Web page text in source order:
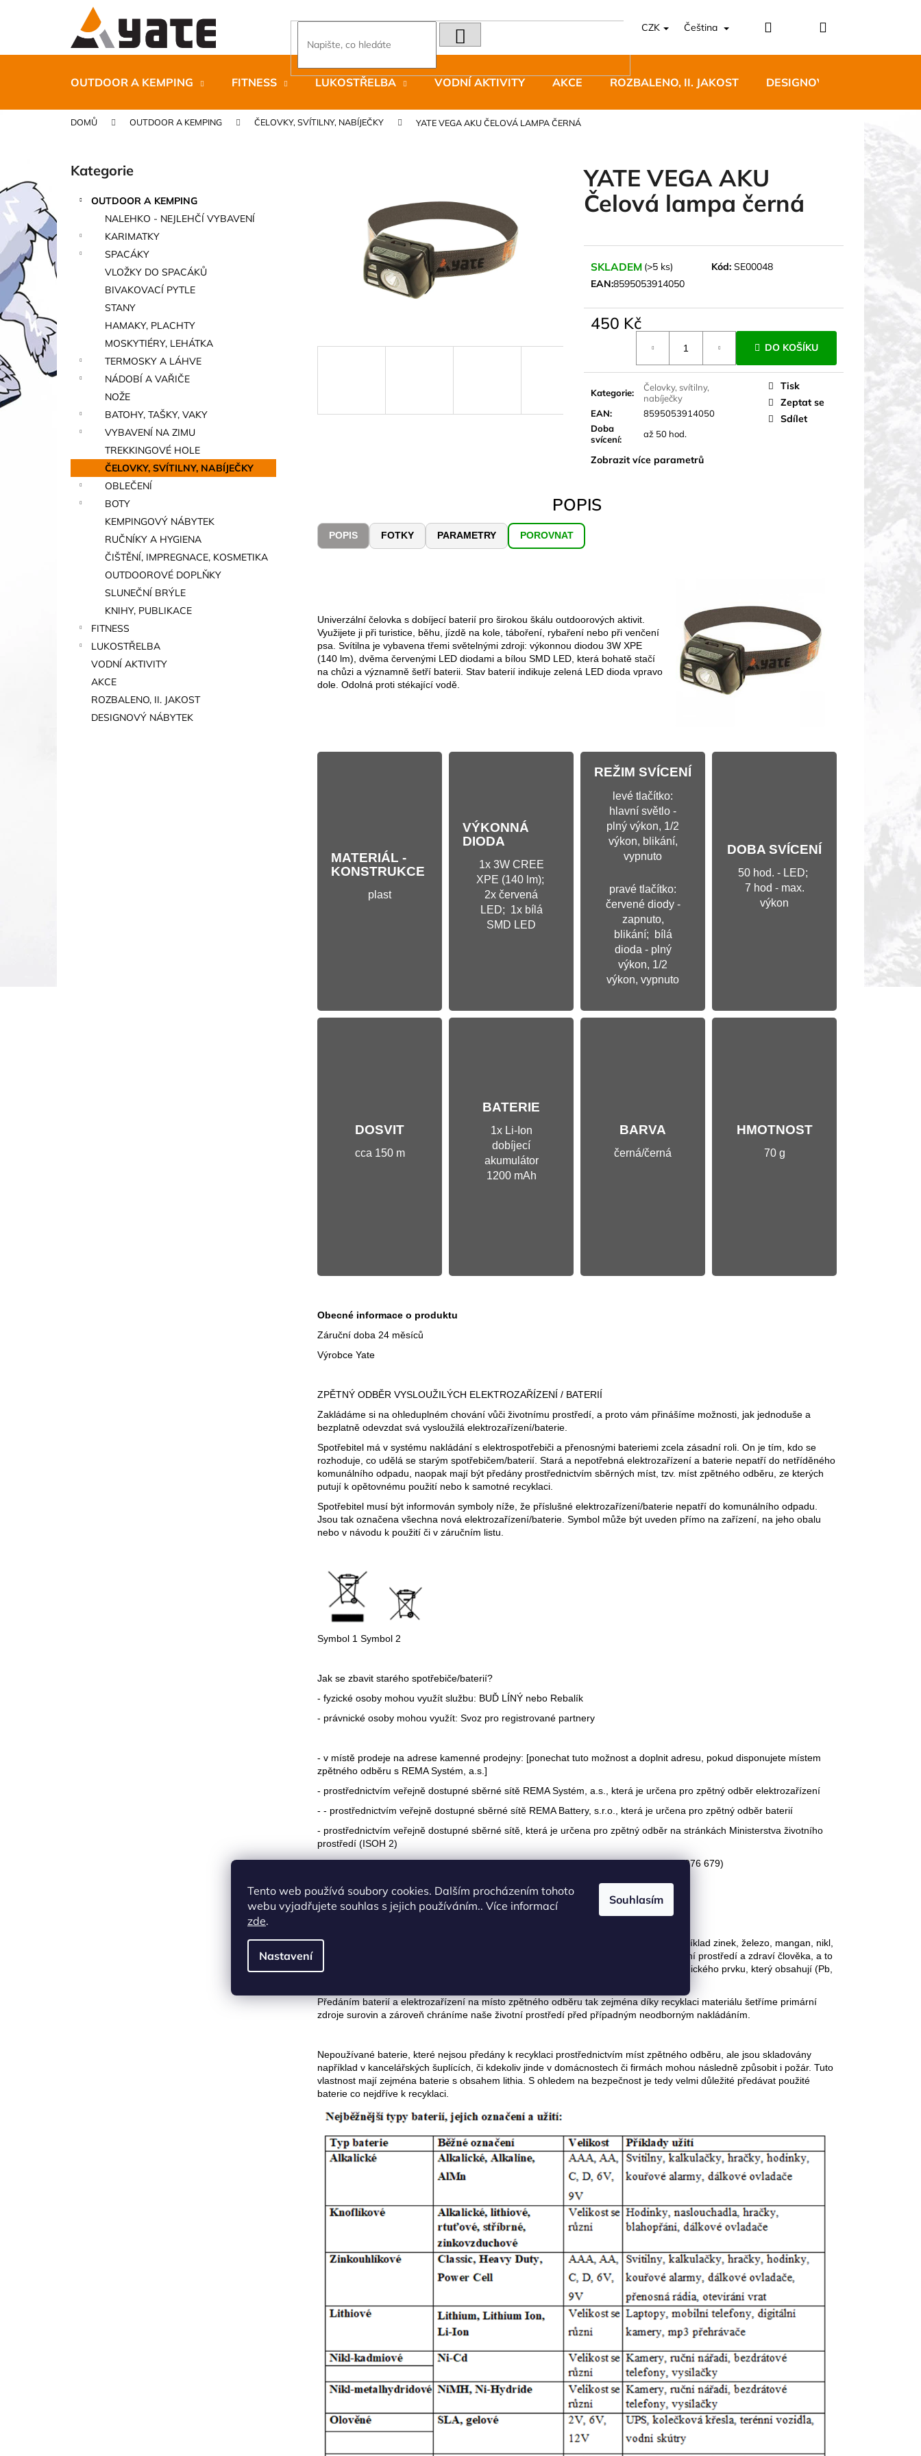
Tento web používá soubory cookies. Dalším procházením tohoto
webu vyjadřujete souhlas s jejich používáním.. Více informací
zde.
Nastavení
Souhlasím
CZK Čeština PřihlášeníNákupní
OUTDOOR A KEMPING FITNESS LUKOSTŘELBA VODNÍ AKTIVITY AKCE ROZBALENO, II. JAKOST DESIGNOVÝ NÁBYTEK
DOMŮ OUTDOOR A KEMPING ČELOVKY, SVÍTILNY, NABÍJEČKY YATE VEGA AKU ČELOVÁ LAMPA ČERNÁ
r
a
n
a
n
e
l
Přeskočit
kategorie
Kategorie
OUTDOOR A KEMPING
NALEHKO - NEJLEHČÍ VYBAVENÍ
KARIMATKY
SPACÁKY
VLOŽKY DO SPACÁKŮ
BIVAKOVACÍ PYTLE
STANY
HAMAKY, PLACHTY
MOSKYTIÉRY, LEHÁTKA
TERMOSKY A LÁHVE
NÁDOBÍ A VAŘIČE
NOŽE
BATOHY, TAŠKY, VAKY
VYBAVENÍ NA ZIMU
TREKKINGOVÉ HOLE
ČELOVKY, SVÍTILNY, NABÍJEČKY
OBLEČENÍ
BOTY
KEMPINGOVÝ NÁBYTEK
RUČNÍKY A HYGIENA
ČIŠTĚNÍ, IMPREGNACE, KOSMETIKA
OUTDOOROVÉ DOPLŇKY
SLUNEČNÍ BRÝLE
KNIHY, PUBLIKACE
FITNESS
LUKOSTŘELBA
VODNÍ AKTIVITY
AKCE
ROZBALENO, II. JAKOST
DESIGNOVÝ NÁBYTEK
YATE VEGA AKU
Čelová lampa černá
SKLADEM (>5 ks) Kód: SE00048
EAN:8595053914050
450 Kč
DO KOŠÍKU
Kategorie:
Čelovky, svítilny,
nabíječky
EAN:
8595053914050
Doba
svícení: až 50 hod.
Zobrazit více parametrů
Tisk
Zeptat se
Sdílet
POPIS
POPIS FOTKY PARAMETRY POROVNAT
Univerzální čelovka s dobíjecí baterií pro širokou škálu outdoorových aktivit.
Využijete ji při turistice, běhu, jízdě na kole, táboření, rybaření nebo při venčení
psa. Svítilna je vybavena třemi světelnými zdroji: výkonnou diodou 3W XPE
(140 lm), dvěma červenými LED diodami a bílou SMD LED, která bohatě stačí
na chůzi a významně šetří baterii. Stav baterií indikuje zelená LED dioda vpravo
dole. Odolná proti stékající vodě.
MATERIÁL -
KONSTRUKCE
plast
VÝKONNÁ
DIODA
1x 3W CREE
XPE (140 lm);
2x červená
LED; 1x bílá
SMD LED
REŽIM SVÍCENÍ
levé tlačítko:
hlavní světlo -
plný výkon, 1/2
výkon, blikání,
vypnuto
pravé tlačítko:
červené diody -
zapnuto,
blikání; bílá
dioda - plný
výkon, 1/2
výkon, vypnuto
DOBA SVÍCENÍ
50 hod. - LED;
7 hod - max.
výkon
DOSVIT
cca 150 m
BATERIE
1x Li-Ion
dobíjecí
akumulátor
1200 mAh
BARVA
černá/černá
HMOTNOST
70 g
Obecné informace o produktu
Záruční doba 24 měsíců
Výrobce Yate
ZPĚTNÝ ODBĚR VYSLOUŽILÝCH ELEKTROZAŘÍZENÍ / BATERIÍ
Zakládáme si na ohleduplném chování vůči životnímu prostředí, a proto vám přinášíme možnosti, jak jednoduše a
bezplatně odevzdat svá vysloužilá elektrozařízení/baterie.
Spotřebitel má v systému nakládání s elektrospotřebiči a přenosnými bateriemi zcela zásadní roli. On je tím, kdo se
rozhoduje, co udělá se starým spotřebičem/baterií. Stará a nepotřebná elektrozařízení a baterie nepatří do netříděného
komunálního odpadu, naopak mají být předány prostřednictvím sběrných míst, tzv. míst zpětného odběru, ze kterých
putují k opětovnému použití nebo k samotné recyklaci.
Spotřebitel musí být informován symboly níže, že příslušné elektrozařízení/baterie nepatří do komunálního odpadu.
Jsou tak označena všechna nová elektrozařízení/baterie. Symbol může být uveden přímo na zařízení, na jeho obalu
nebo v návodu k použití či v záručním listu.
Symbol 1 Symbol 2
Jak se zbavit starého spotřebiče/baterií?
- fyzické osoby mohou využít službu: BUĎ LÍNÝ nebo Rebalík
- právnické osoby mohou využít: Svoz pro registrované partnery
- v místě prodeje na adrese kamenné prodejny: [ponechat tuto možnost a doplnit adresu, pokud disponujete místem
zpětného odběru s REMA Systém, a.s.]
- prostřednictvím veřejně dostupné sběrné sítě REMA Systém, a.s., která je určena pro zpětný odběr elektrozařízení
- - prostřednictvím veřejně dostupné sběrné sítě REMA Battery, s.r.o., která je určena pro zpětný odběr baterií
- prostřednictvím veřejně dostupné sběrné sítě, která je určena pro zpětný odběr na stránkách Ministerstva životního
prostředí (ISOH 2)
- - v případě potřeby je možnost se poradit na bezplatné lince Chytré recyklace (800 976 679)
Nejen elektrozařízení, ale i baterie obsahují mnoho recyklovatelných kovů jako je například zinek, železo, mangan, nikl,
kadmium nebo olovo. Některé z těchto látek jsou zároveň velmi nebezpečné pro životní prostředí a zdraví člověka, a to
zejména rtuť, olovo a kadmium. Vybrané baterie jsou často označeny symbolem chemického prvku, který obsahují (Pb,
Předáním baterií a elektrozařízení na místo zpětného odběru tak zejména díky recyklaci materiálu šetříme primární
zdroje surovin a zároveň chráníme naše životní prostředí před případným neodborným nakládáním.
Nepoužívané baterie, které nejsou předány k recyklaci prostřednictvím míst zpětného odběru, ale jsou skladovány
například v kancelářských šuplících, či kdekoliv jinde v domácnostech či firmách mohou následně způsobit i požár. Tuto
vlastnost mají zejména baterie s obsahem lithia. S ohledem na bezpečnost je tedy velmi důležité předávat použité
baterie co nejdříve k recyklaci.
í
do
do
Co potřebujete najít?
CARNOSPORT GEL 100 ML
899 Kč
LAKEN LÁHEV HLINÍK FUTURA 1500
JOMA SIERRA 25 BĚŽECKÉ TRAILOVÉ